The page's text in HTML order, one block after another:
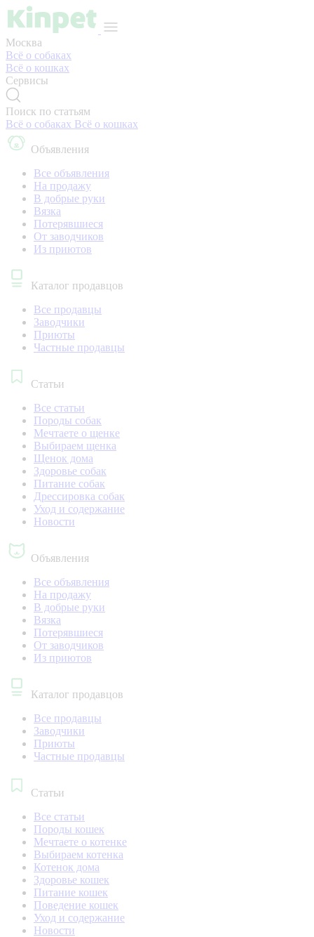
Москва
Всё о собаках
Всё о кошках
Сервисы
Поиск по статьям
Всё о собаках Всё о кошках
Объявления
Все объявления
На продажу
В добрые руки
Вязка
Потерявшиеся
От заводчиков
Из приютов
Каталог продавцов
Все продавцы
Заводчики
Приюты
Частные продавцы
Статьи
Все статьи
Породы собак
Мечтаете о щенке
Выбираем щенка
Щенок дома
Здоровье собак
Питание собак
Дрессировка собак
Уход и содержание
Новости
Объявления
Все объявления
На продажу
В добрые руки
Вязка
Потерявшиеся
От заводчиков
Из приютов
Каталог продавцов
Все продавцы
Заводчики
Приюты
Частные продавцы
Статьи
Все статьи
Породы кошек
Мечтаете о котенке
Выбираем котенка
Котенок дома
Здоровье кошек
Питание кошек
Поведение кошек
Уход и содержание
Новости